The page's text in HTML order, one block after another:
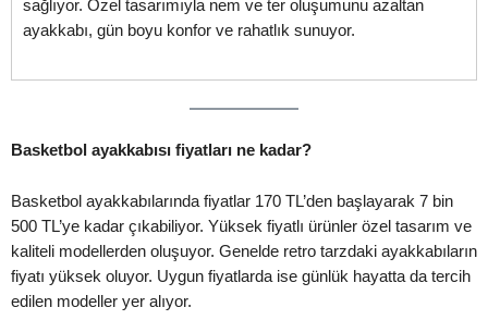
sağlıyor. Özel tasarımıyla nem ve ter oluşumunu azaltan
ayakkabı, gün boyu konfor ve rahatlık sunuyor.
Basketbol ayakkabısı fiyatları ne kadar?
Basketbol ayakkabılarında fiyatlar 170 TL’den başlayarak 7 bin
500 TL’ye kadar çıkabiliyor. Yüksek fiyatlı ürünler özel tasarım ve
kaliteli modellerden oluşuyor. Genelde retro tarzdaki ayakkabıların
fiyatı yüksek oluyor. Uygun fiyatlarda ise günlük hayatta da tercih
edilen modeller yer alıyor.